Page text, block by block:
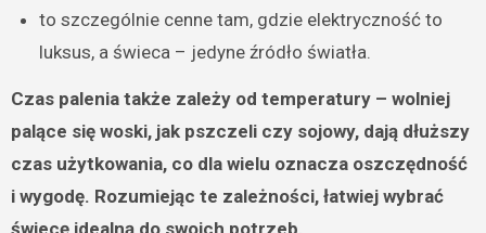
to szczególnie cenne tam, gdzie elektryczność to
luksus, a świeca – jedyne źródło światła.
Czas palenia także zależy od temperatury – wolniej
palące się woski, jak pszczeli czy sojowy, dają dłuższy
czas użytkowania, co dla wielu oznacza oszczędność
i wygodę. Rozumiejąc te zależności, łatwiej wybrać